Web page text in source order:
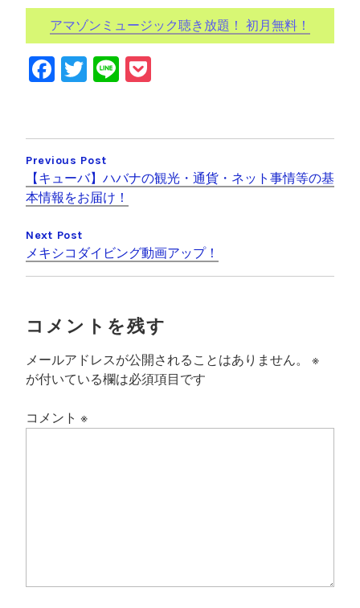
アマゾンミュージック聴き放題！ 初月無料！
F
e
b
o
k
T
er
Li
k
et
Previous Post
【キューバ】ハバナの観光・通貨・ネット事情等の基
本情報をお届け！
Next Post
メキシコダイビング動画アップ！
コメントを残す
メールアドレスが公開されることはありません。
※
が付いている欄は必須項目です
コメント ※